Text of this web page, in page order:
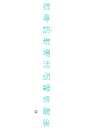
視
專
訪/
現
場
活
動
報
導
觀
後